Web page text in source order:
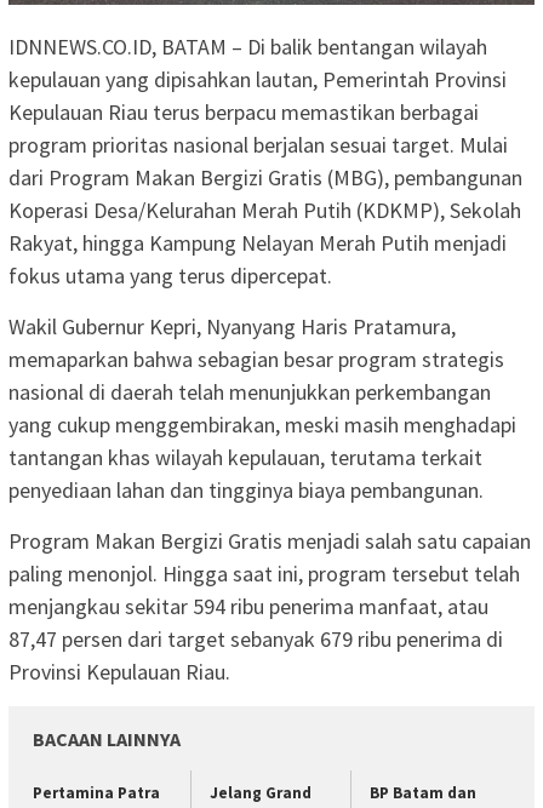
IDNNEWS.CO.ID, BATAM – Di balik bentangan wilayah
kepulauan yang dipisahkan lautan, Pemerintah Provinsi
Kepulauan Riau terus berpacu memastikan berbagai
program prioritas nasional berjalan sesuai target. Mulai
dari Program Makan Bergizi Gratis (MBG), pembangunan
Koperasi Desa/Kelurahan Merah Putih (KDKMP), Sekolah
Rakyat, hingga Kampung Nelayan Merah Putih menjadi
fokus utama yang terus dipercepat.
Wakil Gubernur Kepri, Nyanyang Haris Pratamura,
memaparkan bahwa sebagian besar program strategis
nasional di daerah telah menunjukkan perkembangan
yang cukup menggembirakan, meski masih menghadapi
tantangan khas wilayah kepulauan, terutama terkait
penyediaan lahan dan tingginya biaya pembangunan.
Program Makan Bergizi Gratis menjadi salah satu capaian
paling menonjol. Hingga saat ini, program tersebut telah
menjangkau sekitar 594 ribu penerima manfaat, atau
87,47 persen dari target sebanyak 679 ribu penerima di
Provinsi Kepulauan Riau.
BACAAN LAINNYA
Pertamina Patra
Jelang Grand
BP Batam dan